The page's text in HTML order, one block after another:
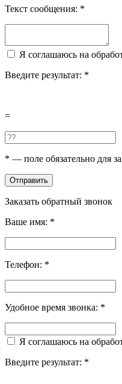
Текст сообщения: *
Я соглашаюсь на
Введите результат: *
=
* — поле обязательно для
Отправить
Заказать обратный звонок
Ваше имя: *
Телефон: *
Удобное время звонка: *
Я соглашаюсь на
Введите результат: *